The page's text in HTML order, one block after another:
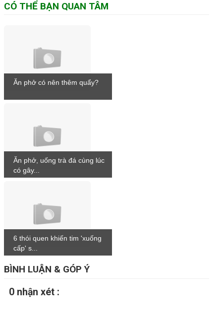
CÓ THỂ BẠN QUAN TÂM
Ăn phở có nên thêm quẩy?
Ăn phở, uống trà đá cùng lúc
có gây...
6 thói quen khiến tim 'xuống
cấp' s...
BÌNH LUẬN & GÓP Ý
0 nhận xét :